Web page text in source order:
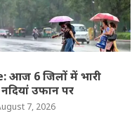
6 जिलों में भारी
उफान पर
7, 2026